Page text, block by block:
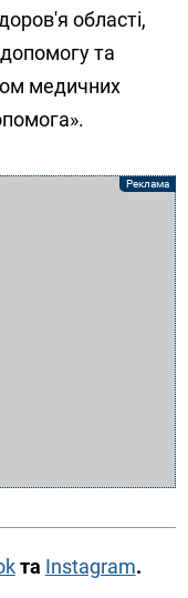
області,
та
медичних
та Instagram.